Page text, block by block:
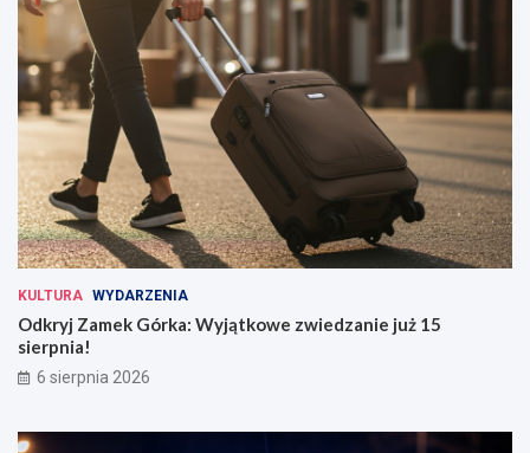
KULTURA WYDARZENIA
Odkryj Zamek Górka: Wyjątkowe zwiedzanie już 15
sierpnia!
6 sierpnia 2026